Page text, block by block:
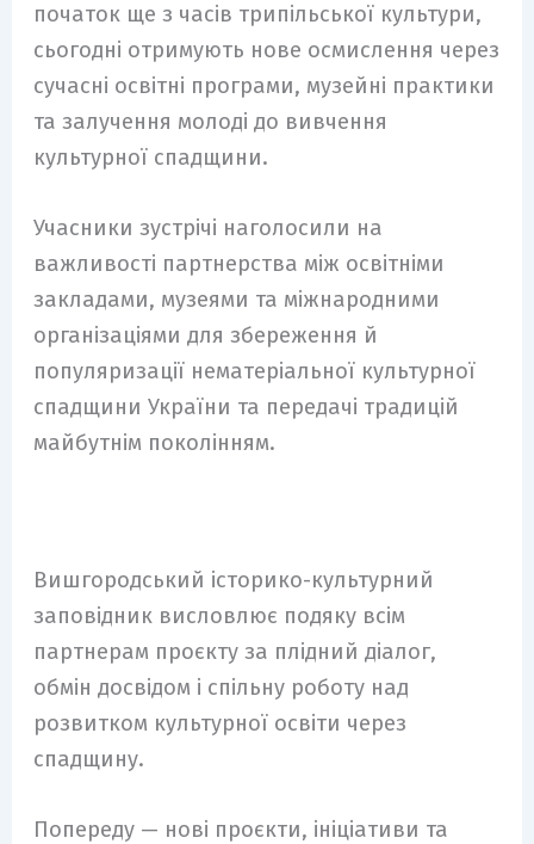
початок ще з часів трипільської культури,
сьогодні отримують нове осмислення через
сучасні освітні програми, музейні практики
та залучення молоді до вивчення
культурної спадщини.
Учасники зустрічі наголосили на
важливості партнерства між освітніми
закладами, музеями та міжнародними
організаціями для збереження й
популяризації нематеріальної культурної
спадщини України та передачі традицій
майбутнім поколінням.
Вишгородський історико-культурний
заповідник висловлює подяку всім
партнерам проєкту за плідний діалог,
обмін досвідом і спільну роботу над
розвитком культурної освіти через
спадщину.
Попереду — нові проєкти, ініціативи та